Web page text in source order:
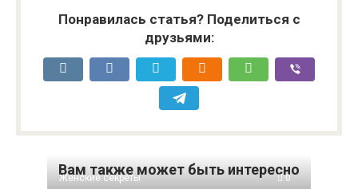
Понравилась статья? Поделиться с
друзьями:
Вам также может быть интересно
Женские секреты 0